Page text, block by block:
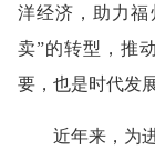
洋经济，助力福
卖”的转型，推
要，也是时代发
近年来，为